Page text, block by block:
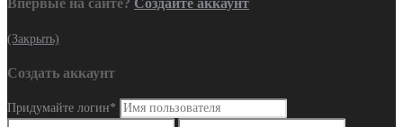
(Закрыть)
Создать аккаунт
Придумайте логин*